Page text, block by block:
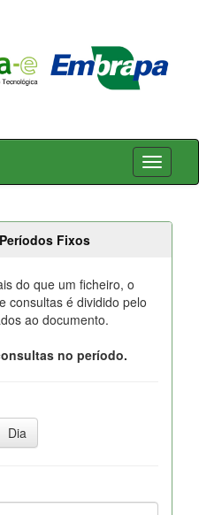
Fixos
do que um ficheiro, o
consultas é dividido pelo
ao documento.
no período.
Dia